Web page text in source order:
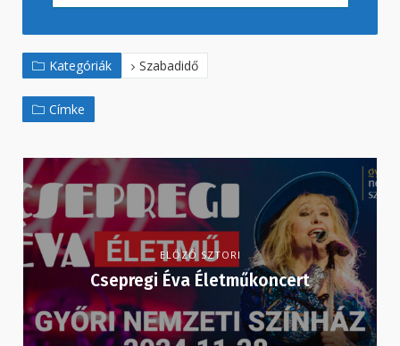
Kategóriák Szabadidő
Címke
ELŐZŐ SZTORI
Csepregi Éva Életműkoncert